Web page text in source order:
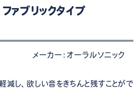
ァブリックタイプ
メーカー：オーラルソニック
減し、欲しい音をきちんと残すことがで